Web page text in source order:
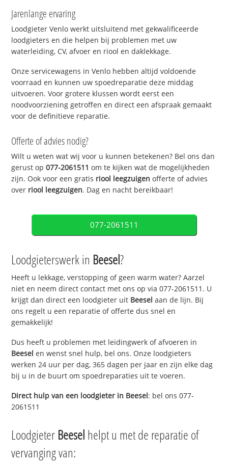
Jarenlange ervaring
Loodgieter Venlo werkt uitsluitend met gekwalificeerde
loodgieters en die helpen bij problemen met uw
waterleiding, CV, afvoer en riool en daklekkage.
Onze servicewagens in Venlo hebben altijd voldoende
voorraad en kunnen uw spoedreparatie deze middag
uitvoeren. Voor grotere klussen wordt eerst een
noodvoorziening getroffen en direct een afspraak gemaakt
voor de definitieve reparatie.
Offerte of advies nodig?
Wilt u weten wat wij voor u kunnen betekenen? Bel ons dan
gerust op077-2061511 om te kijken wat de mogelijkheden
zijn. Ook voor een gratis riool leegzuigen offerte of advies
over riool leegzuigen. Dag en nacht bereikbaar!
077-2061511
Loodgieterswerk in Beesel?
Heeft u lekkage, verstopping of geen warm water? Aarzel
niet en neem direct contact met ons op via 077-2061511. U
krijgt dan direct een loodgieter uit Beesel aan de lijn. Bij
ons regelt u een reparatie of offerte dus snel en
gemakkelijk!
Dus heeft u problemen met leidingwerk of afvoeren in
Beesel en wenst snel hulp, bel ons. Onze loodgieters
werken 24 uur per dag, 365 dagen per jaar en zijn elke dag
bij u in de buurt om spoedreparaties uit te voeren.
Direct hulp van een loodgieter in Beesel: bel ons 077-
2061511
Loodgieter Beesel helpt u met de reparatie of
vervanging van: